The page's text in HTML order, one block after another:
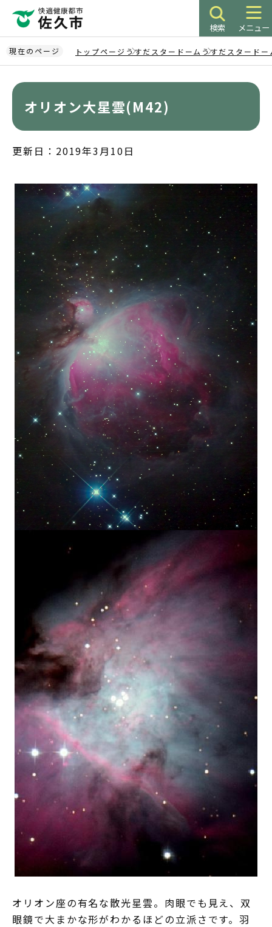
ペ
ー
ジ
検索 メニュー
現在のページ トップページ うすだスタードーム うすだスタード
オリオン大星雲(M42)
更新日：2019年3月10日
オリオン座の有名な散光星雲。肉眼でも見え、双
眼鏡で大まかな形がわかるほどの立派さです。羽